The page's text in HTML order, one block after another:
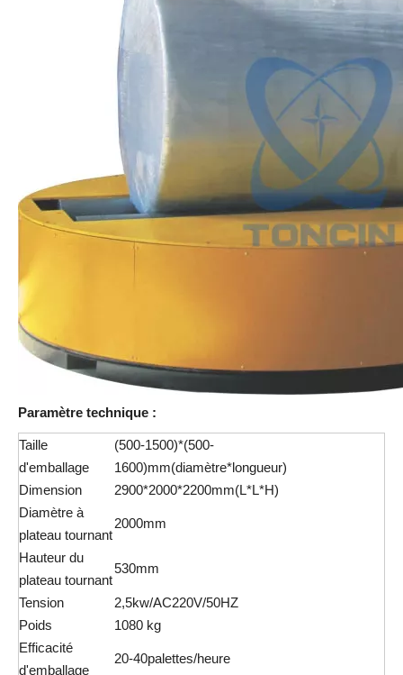
Paramètre technique :
Taille
d'emballage
(500-1500)*(500-
1600)mm(diamètre*longueur)
Dimension
2900*2000*2200mm(L*L*H)
Diamètre à
plateau tournant
2000mm
Hauteur du
plateau tournant
530mm
Tension
2,5kw/AC220V/50HZ
Poids
1080 kg
Efficacité
d'emballage
20-40palettes/heure